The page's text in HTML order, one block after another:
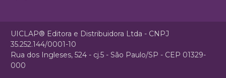
UICLAP® Editora e Distribuidora Ltda - CNPJ
35.252.144/0001-10
Rua dos Ingleses, 524 - cj.5 - São Paulo/SP - CEP 01329-
000